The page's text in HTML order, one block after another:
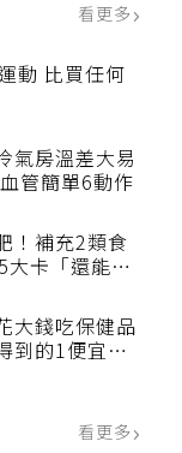
看更多
動 比買任何
氣房溫差大易
管簡單6動作
！補充2類食
卡「還能吃
大錢吃保健品
到的1便宜食
看更多